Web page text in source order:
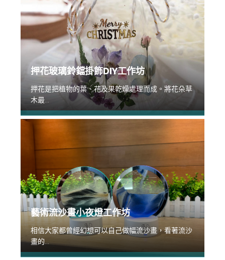
押花玻璃鈴鐺掛飾DIY工作坊
押花是把植物的葉、花及果乾燥處理而成。將花朵草
木最...
藝術流沙畫小夜燈工作坊
相信大家都曾經幻想可以自己做幅流沙畫，看著流沙
畫的...